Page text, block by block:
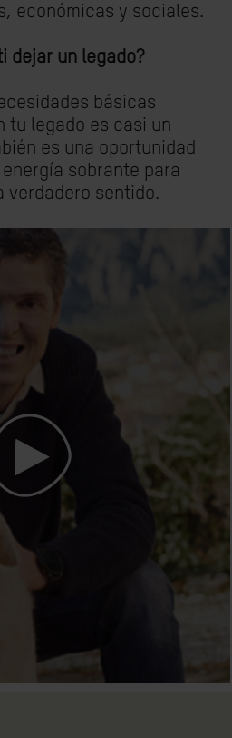
económicas y sociales.
dejar un legado?
básicas
tu legado es casi un
es una oportunidad
sobrante para
verdadero sentido.